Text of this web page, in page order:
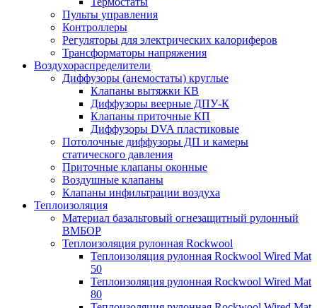
Пульты управления
Контроллеры
Регуляторы для электрических калориферов
Трансформаторы напряжения
Воздухораспределители
Диффузоры (анемостаты) круглые
Клапаны вытяжки КВ
Диффузоры веерные ДПУ-К
Клапаны приточные КП
Диффузоры DVA пластиковые
Потолочные диффузоры ДП и камеры
статического давления
Приточные клапаны оконные
Воздушные клапаны
Клапаны инфильтрации воздуха
Теплоизоляция
Материал базальтовый огнезащитный рулонный
ВМБОР
Теплоизоляция рулонная Rockwool
Теплоизоляция рулонная Rockwool Wired Mat
50
Теплоизоляция рулонная Rockwool Wired Mat
80